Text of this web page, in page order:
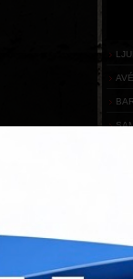
AVÉ